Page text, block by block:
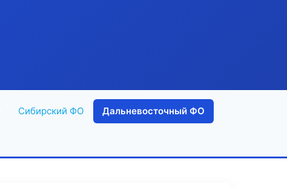
Сибирский ФО Дальневосточный ФО